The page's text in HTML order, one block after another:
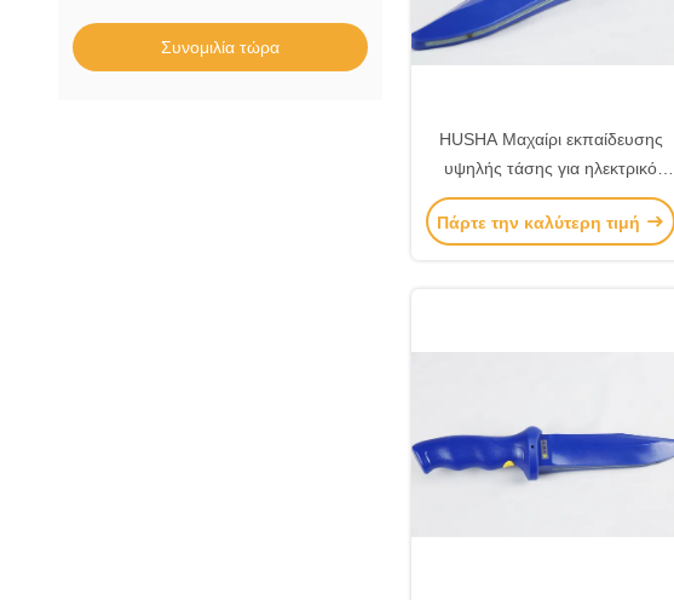
Συνομιλία τώρα
HUSHA Μαχαίρι εκπαίδευσης
υψηλής τάσης για ηλεκτρικό
έλεγχο επαναφορτιζόμενο
μαχαίρι εκπαίδευσης ηλεκτρικού
Πάρτε την καλύτερη τιμή